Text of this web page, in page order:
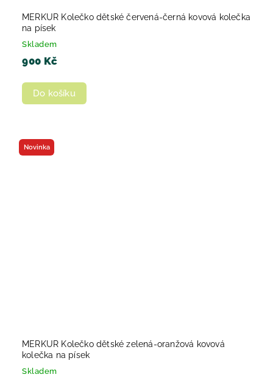
MERKUR Kolečko dětské červená-černá kovová kolečka
na písek
Skladem
900 Kč
Do košíku
Novinka
MERKUR Kolečko dětské zelená-oranžová kovová
kolečka na písek
Skladem